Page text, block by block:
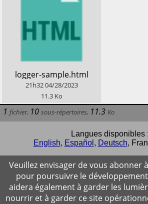
​logger-sample.html
21h3204/28/2023
11.3 Ko
1 fichier, 10 sous-répertoires, 11.3 Ko
Langues disponibles :
English, Español , Deutsch,
Veuillez envisager de vous abonner
pour poursuivre le développement
aidera également à garder les
nourrir et à garder ce site